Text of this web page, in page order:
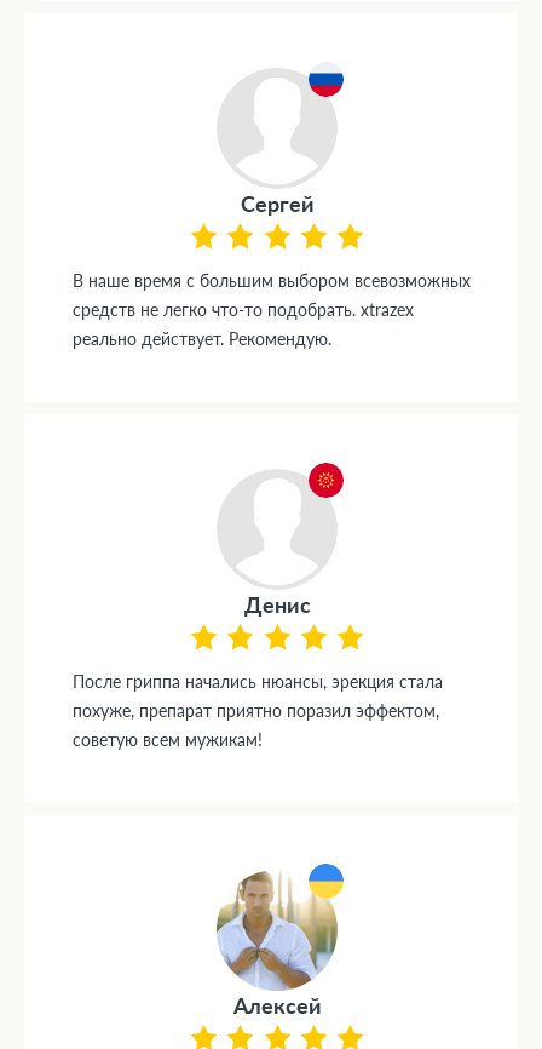
Сергей
В наше время с большим выбором всевозможных
средств не легко что-то подобрать. xtrazex
реально действует. Рекомендую.
Денис
После гриппа начались нюансы, эрекция стала
похуже, препарат приятно поразил эффектом,
советую всем мужикам!
Алексей